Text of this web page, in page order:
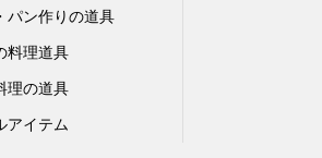
パン作りの道具
料理道具
理の道具
アイテム